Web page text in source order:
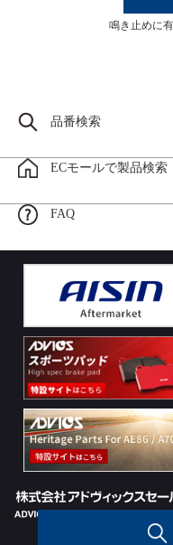
鳴き止めに
品番検索
ECモールで製品検索
FAQ
Copyright (c)